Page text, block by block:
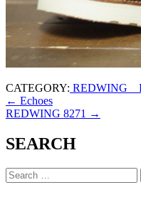
CATEGORY: REDWING
← Echoes
REDWING 8271 →
SEARCH